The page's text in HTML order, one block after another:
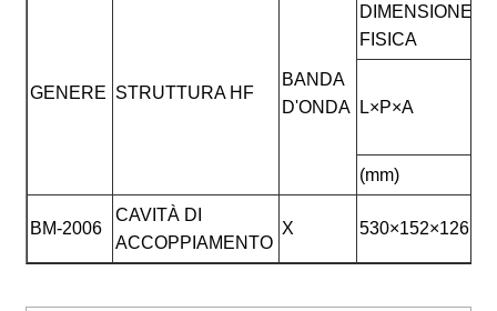
GENERE STRUTTURA HF
BANDA
D'ONDA
DIMENSIONE
FISICA
L×P×A
(mm)
BM-2006
CAVITÀ DI
ACCOPPIAMENTO
X 530×152×126